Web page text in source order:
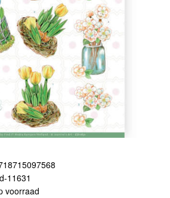
11631
voorraad